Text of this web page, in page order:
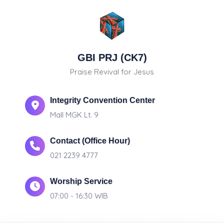
GBI PRJ (CK7)
Praise Revival for Jesus
Integrity Convention Center
Mall MGK Lt. 9
Contact (Office Hour)
021 2239 4777
Worship Service
07:00 - 16:30 WIB